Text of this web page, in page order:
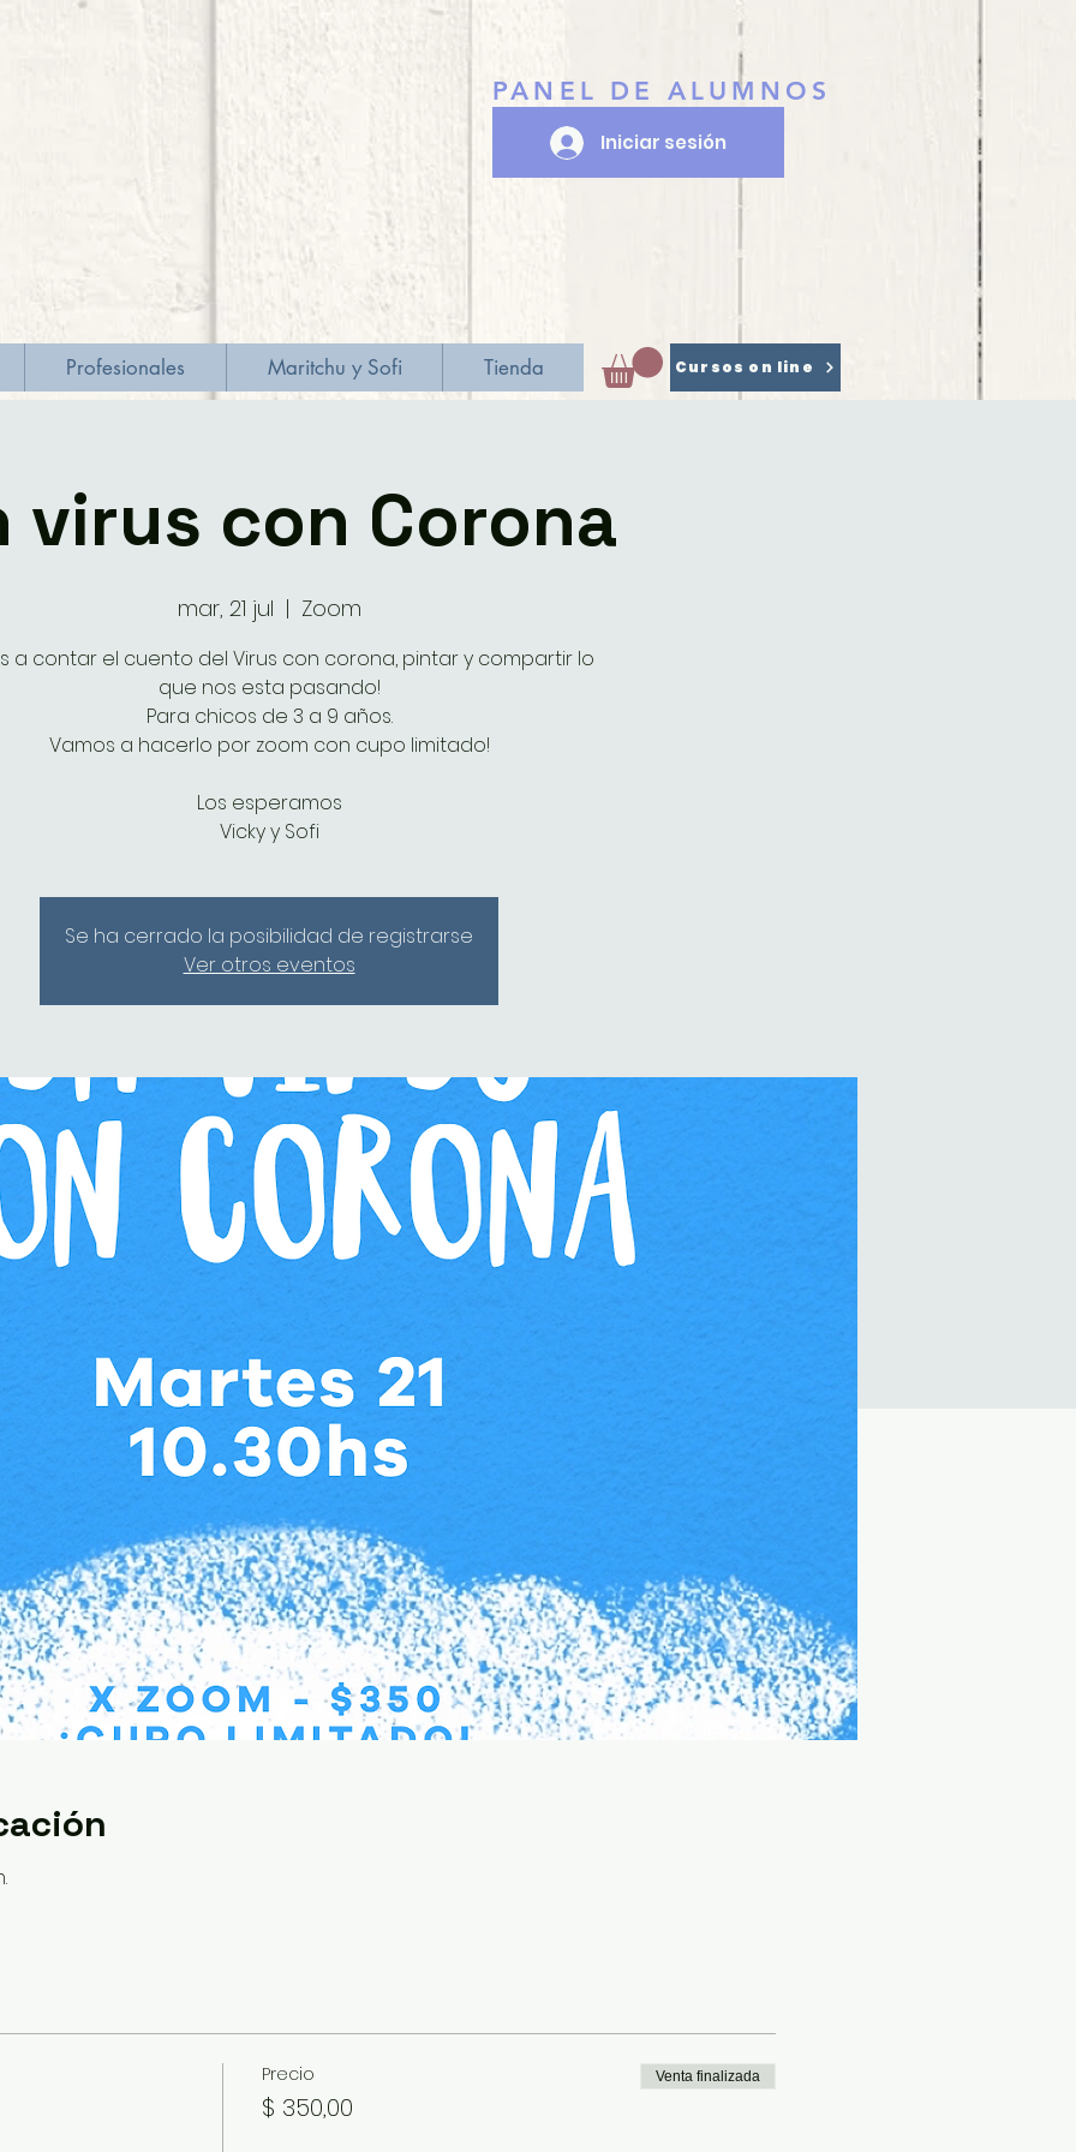
Iniciar sesión
PANEL DE ALUMNOS
Profesionales Maritchu y Sofi Tienda Cursos on line
virus con Corona
mar, 21 jul
  |
Zoom
a contar el cuento del Virus con corona, pintar y compartir lo
que nos esta pasando!
Para chicos de 3 a 9 años.
Vamos a hacerlo por zoom con cupo limitado!
Los esperamos
Vicky y Sofi
Se ha cerrado la posibilidad de registrarse
Ver otros eventos
Precio
$ 350,00
Venta finalizada